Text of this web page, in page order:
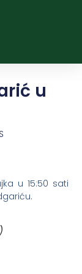
u
u 15:50 sati